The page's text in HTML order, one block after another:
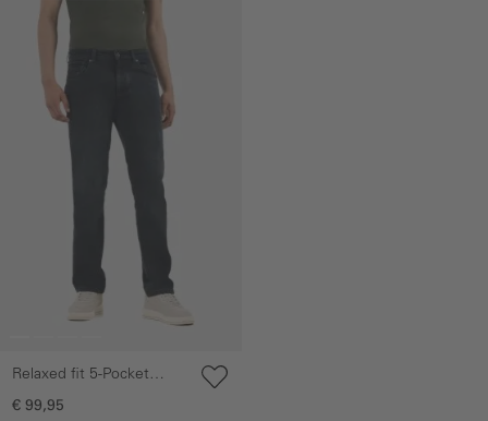
overslaan
Relaxed fit 5-Pocket
Jeans met lichte used
€ 99,95